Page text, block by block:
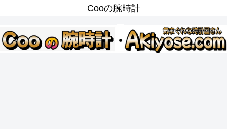
Cooの腕時計